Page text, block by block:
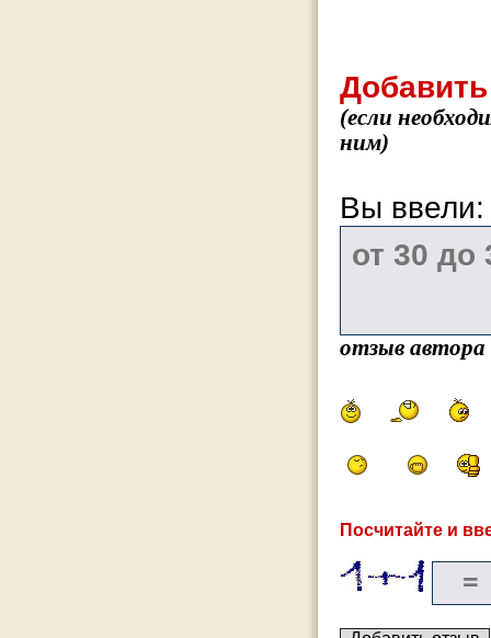
(если
ним)
Вы
отзыв
Посчитайте и